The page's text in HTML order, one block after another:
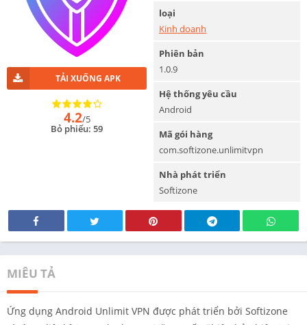
TẢI XUỐNG APK
4.2/5
Bỏ phiếu: 59
loại
Kinh doanh
Phiên bản
1.0.9
Hệ thống yêu cầu
Android
Mã gói hàng
com.softizone.unlimitvpn
Nhà phát triển
Softizone
MIÊU TẢ
Ứng dụng Android Unlimit VPN được phát triển bởi Softizone